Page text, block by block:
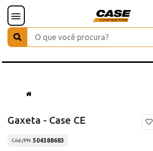
Gaxeta - Case CE
Cód./PN 504388683